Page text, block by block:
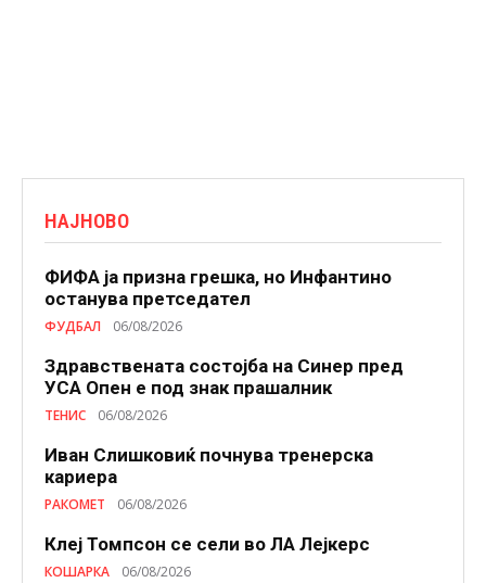
НАЈНОВО
ФИФА ја призна грешка, но Инфантино
останува претседател
ФУДБАЛ 06/08/2026
Здравствената состојба на Синер пред
УСА Опен е под знак прашалник
ТЕНИС 06/08/2026
Иван Слишковиќ почнува тренерска
кариера
РАКОМЕТ 06/08/2026
Клеј Томпсон се сели во ЛА Лејкерс
КОШАРКА 06/08/2026